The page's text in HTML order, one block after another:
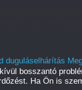
duguláselhárítás
bosszantó
Ha Ön is